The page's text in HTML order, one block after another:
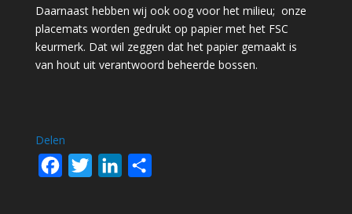
Daarnaast hebben wij ook oog voor het milieu; onze
placemats worden gedrukt op papier met het FSC
keurmerk. Dat wil zeggen dat het papier gemaakt is
van hout uit verantwoord beheerde bossen.
Delen